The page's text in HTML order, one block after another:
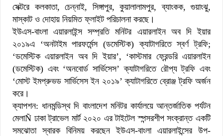
সেক্টরে কলকাতা, চেন্নাই, সিঙ্গাপুর, কুয়ালালামপুর, ব্যাংকক, গুয়াংঝু,
মাস্কাট ও দোহায় নিয়মিত ফ্লাইট পরিচালনা করছে।
ইউএস-বাংলা এয়ারলাইন্স সম্প্রতি মনিটর এয়ারলাইন অব দি ইয়ার
২০১৯এ ‘অনটাইম পারফর্মেন্স (ডমেস্টিক) ক্যাটাগরিতে স্বর্ণ ট্রফি;
‘ডমেস্টিক এয়ারলাইন অব দি ইয়ার’, ‘কাস্টমার ফ্রেন্ডরি এয়ারলাইন
(ডমেস্টিক) এবং ‘অনবোর্ড সার্ভিসেস’ ক্যাটাগরিতে রৌপ্য ট্রফি এবং
‘মোস্ট ইমপ্রুভড সার্ভিসেস ইন ২০১৯’ ক্যাটাগরিতে ব্রোঞ্জ ট্রফি অর্জন
করে।
ক্যাপশন: ধানমন্ডিস্থ দি বাংলাদেশ মনিটর কার্যালয়ে আন্তর্জাতিক পর্যটন
মেলাÑ ঢাকা ট্রাভেল মার্ট ২০২০ এর টাইটেল স্পন্সরশীপ সংক্রান্ত একটি
সমঝোতা স্বারক বিনিময় করছেন ইউএস-বাংলা এয়ারলাইন্সের উপ-